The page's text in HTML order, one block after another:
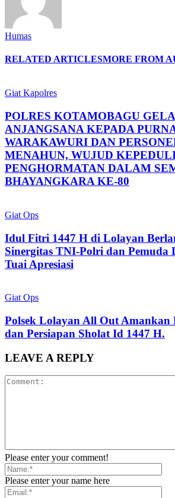
Humas
RELATED ARTICLESMORE FROM
Giat Kapolres
POLRES KOTAMOBAGU
ANJANGSANA KEPADA
WARAKAWURI DAN
MENAHUN, WUJUD
PENGHORMATAN DALAM
BHAYANGKARA KE-80
Giat Ops
Idul Fitri 1447 H di Lolayan
Sinergitas TNI-Polri dan Pemuda
Tuai Apresiasi
Giat Ops
Polsek Lolayan All Out
dan Persiapan Sholat Id 1447 H.
LEAVE A REPLY
Please enter your comment!
Please enter your name here